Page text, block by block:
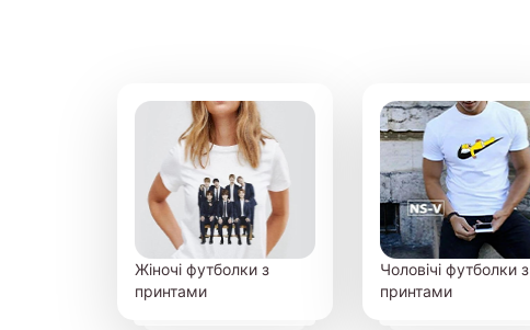
Жіночі футболки з
принтами
Чоловічі футболки з
принтами